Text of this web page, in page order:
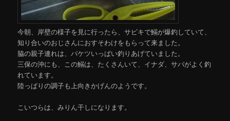
今朝、岸壁の様子を見に行ったら、サビキで鰯が爆釣していて、
知り合いのおじさんにおすそわけをもらって来ました。
脇の親子連れは、バケツいっぱい釣りあげていました。
三保の沖にも、この鰯は、たくさんいて、イナダ、サバがよく釣
れています。
陸っぱりの調子も上向きかげんのようです。
こいつらは、みりん干しになります。